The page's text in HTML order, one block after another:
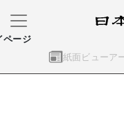
紙面ビューア
ページ